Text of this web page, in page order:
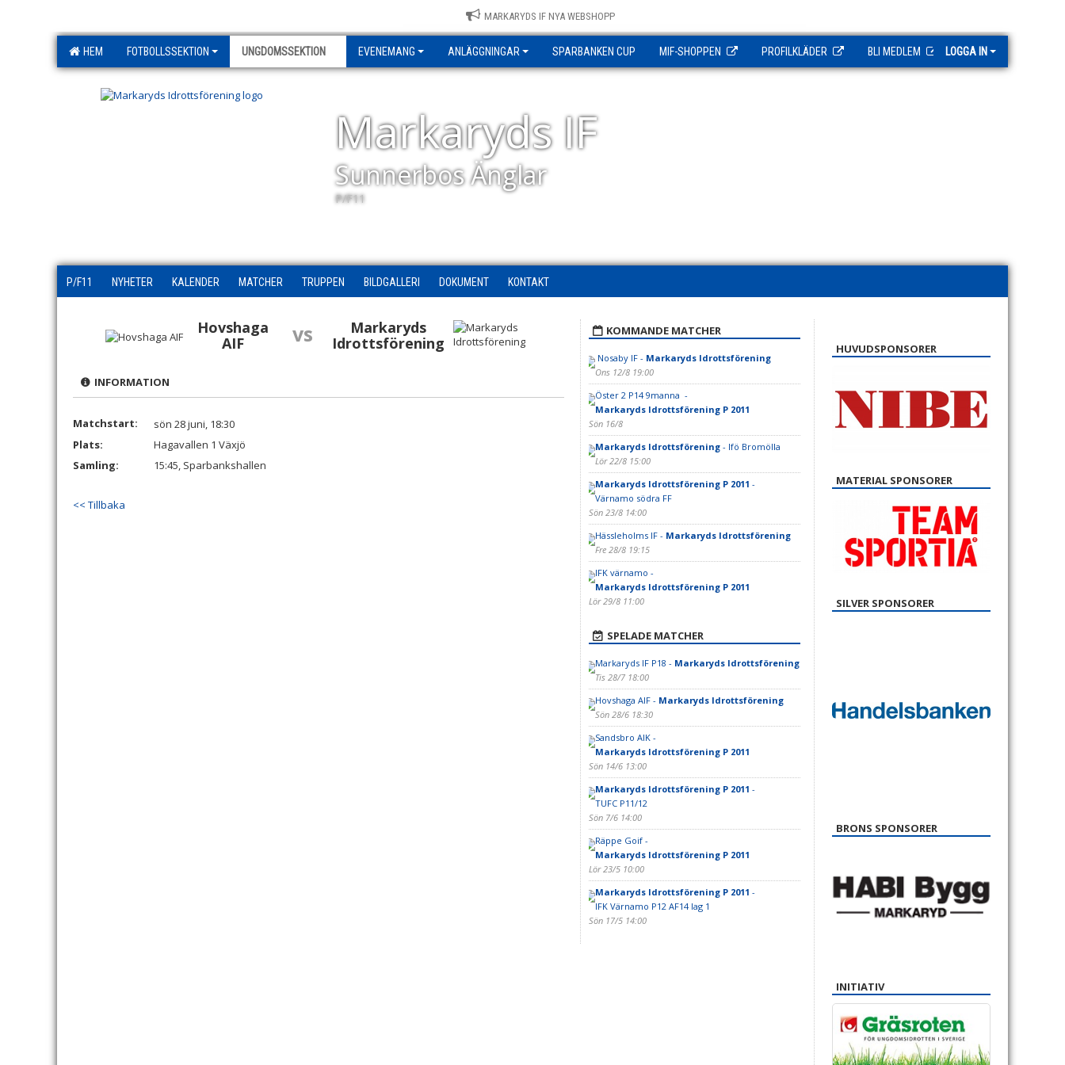
MARKARYDS IF NYA WEBSHOPP
HEM FOTBOLLSSEKTION UNGDOMSSEKTION EVENEMANG ANLÄGGNINGAR SPARBANKEN CUP MIF-SHOPPEN PROFILKLÄDER BLI MEDLEM LOGGA IN
Markaryds IF
Sunnerbos Änglar
P/F11
P/F11 NYHETER KALENDER MATCHER TRUPPEN BILDGALLERI DOKUMENT KONTAKT
Hovshaga
AIF
vs
Markaryds
Idrottsförening
INFORMATION
Matchstart:
sön 28 juni, 18:30
Plats:
Hagavallen 1 Växjö
Samling:
15:45, Sparbankshallen
<< Tillbaka
KOMMANDE MATCHER
Nosaby IF - Markaryds Idrottsförening
Ons 12/8 19:00
Öster 2 P14 9manna -
Markaryds Idrottsförening P 2011
Sön 16/8
Markaryds Idrottsförening- Ifö Bromölla
Lör 22/8 15:00
Markaryds Idrottsförening P 2011 -
Värnamo södra FF
Sön 23/8 14:00
Hässleholms IF - Markaryds Idrottsförening
Fre 28/8 19:15
IFK värnamo -
Markaryds Idrottsförening P 2011
Lör 29/8 11:00
SPELADE MATCHER
Markaryds IF P18 - Markaryds Idrottsförening
Tis 28/7 18:00
Hovshaga AIF - Markaryds Idrottsförening
Sön 28/6 18:30
Sandsbro AIK -
Markaryds Idrottsförening P 2011
Sön 14/6 13:00
Markaryds Idrottsförening P 2011 -
TUFC P11/12
Sön 7/6 14:00
Räppe Goif -
Markaryds Idrottsförening P 2011
Lör 23/5 10:00
Markaryds Idrottsförening P 2011 -
IFK Värnamo P12 AF14 lag 1
Sön 17/5 14:00
HUVUDSPONSORER
MATERIAL SPONSORER
SILVER SPONSORER
BRONS SPONSORER
INITIATIV